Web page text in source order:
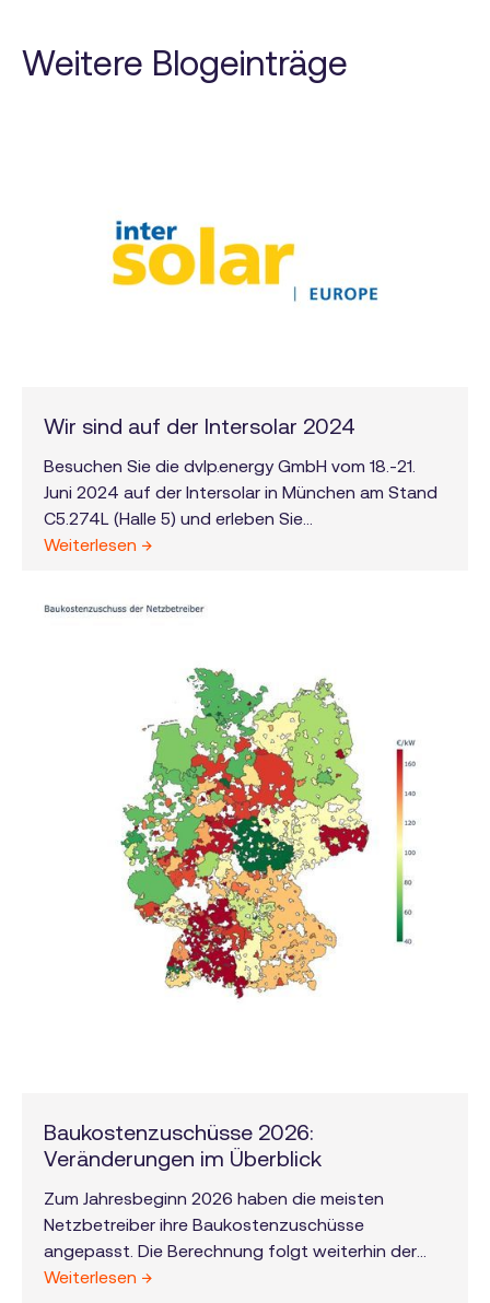
Weitere Blogeinträge
Wir sind auf der Intersolar 2024
Besuchen Sie die dvlp.energy GmbH vom 18.-21.
Juni 2024 auf der Intersolar in München am Stand
C5.274L (Halle 5) und erleben Sie
Projektentwicklung der nächsten Generation!
Weiterlesen →
Baukostenzuschüsse 2026:
Veränderungen im Überblick
Zum Jahresbeginn 2026 haben die meisten
Netzbetreiber ihre Baukostenzuschüsse
angepasst. Die Berechnung folgt weiterhin der
von der Bundesnetzagentur vorgegebenen
Weiterlesen →